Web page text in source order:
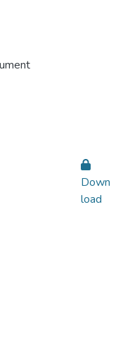
Down
load